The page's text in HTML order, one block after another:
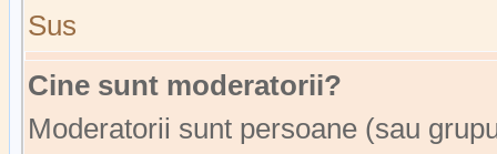
Sus
Cine sunt moderatorii?
Moderatorii sunt persoane (sau